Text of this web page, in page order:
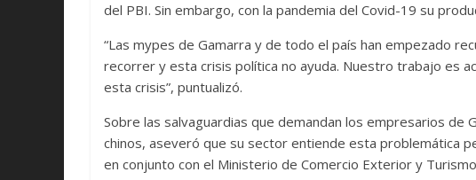
del PBI. Sin embargo, con la pandemia del Covid-19 su
“Las mypes de Gamarra y de todo el país han empezado
recorrer y esta crisis política no ayuda. Nuestro trabajo es
esta crisis”, puntualizó.
Sobre las salvaguardias que demandan los empresarios de
chinos, aseveró que su sector entiende esta problemática
en conjunto con el Ministerio de Comercio Exterior y